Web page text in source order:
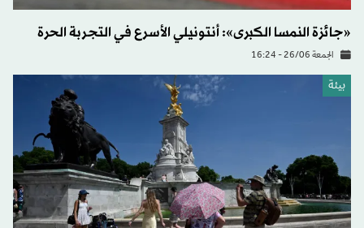
«جائزة النمسا الكبرى»: أنتونيلي الأسرع في التجربة الحرة
الجمعة 26/06 - 16:24
بيئة